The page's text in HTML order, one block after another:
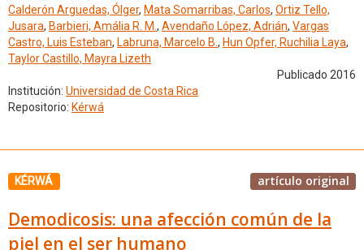
Calderón Arguedas, Ólger, Mata Somarribas, Carlos, Ortiz Tello,
Jusara, Barbieri, Amália R. M., Avendaño López, Adrián, Vargas
Castro, Luis Esteban, Labruna, Marcelo B., Hun Opfer, Ruchilia Laya,
Taylor Castillo, Mayra Lizeth
Publicado 2016
Institución: Universidad de Costa Rica
Repositorio: Kérwá
KÉRWÁ artículo original
Demodicosis: una afección común de la
piel en el ser humano